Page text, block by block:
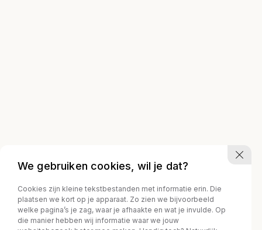
We gebruiken cookies, wil je dat?
Cookies zijn kleine tekstbestanden met informatie erin. Die
plaatsen we kort op je apparaat. Zo zien we bijvoorbeeld
welke pagina’s je zag, waar je afhaakte en wat je invulde. Op
die manier hebben wij informatie waar we jouw